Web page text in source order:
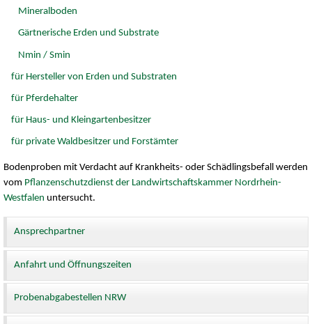
Mineralboden
Gärtnerische Erden und Substrate
Nmin / Smin
für Hersteller von Erden und Substraten
für Pferdehalter
für Haus- und Kleingartenbesitzer
für private Waldbesitzer und Forstämter
Bodenproben mit Verdacht auf Krankheits- oder Schädlingsbefall werden
vom Pflanzenschutzdienst der Landwirtschaftskammer Nordrhein-
Westfalen untersucht.
Ansprechpartner
Anfahrt und Öffnungszeiten
Probenabgabestellen NRW